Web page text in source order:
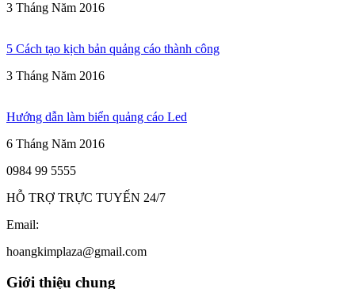
3 Tháng Năm 2016
5 Cách tạo kịch bản quảng cáo thành công
3 Tháng Năm 2016
Hướng dẫn làm biển quảng cáo Led
6 Tháng Năm 2016
0984 99 5555
HỖ TRỢ TRỰC TUYẾN 24/7
Email:
hoangkimplaza@gmail.com
Giới thiệu chung